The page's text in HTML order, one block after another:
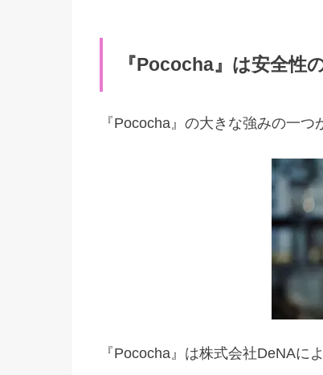
『Pococha』は安全性
『Pococha』の大きな強みの一つ
『Pococha』は株式会社DeNAに